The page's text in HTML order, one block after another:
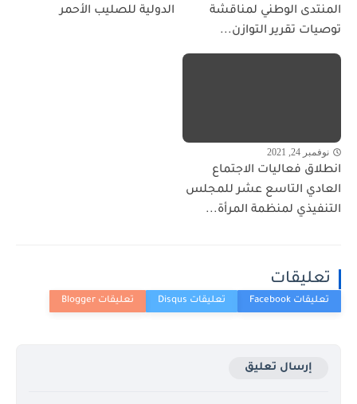
المنتدى الوطني لمناقشة
توصيات تقرير التوازن...
الدولية للصليب الأحمر
نوفمبر 24, 2021
انطلاق فعاليات الاجتماع
العادي التاسع عشر للمجلس
التنفيذي لمنظمة المرأة...
تعليقات
إرسال تعليق